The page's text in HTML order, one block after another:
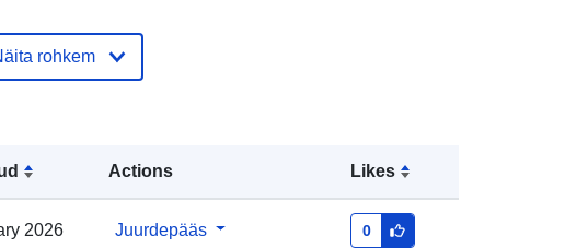
Actions Likes
2026 Juurdepääs 0
kirje:
48.5598447 ], [ 9.3432645,
rohkem